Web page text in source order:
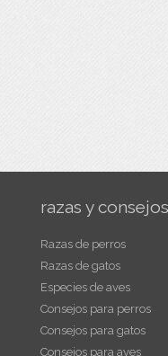
razas y
Razas de perros
Razas de gatos
Especies de aves
Consejos para perros
Consejos para gatos
Consejos para aves